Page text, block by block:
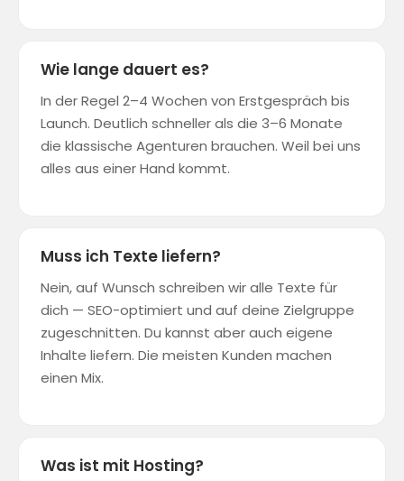
Wie lange dauert es?
In der Regel 2–4 Wochen von Erstgespräch bis
Launch. Deutlich schneller als die 3–6 Monate
die klassische Agenturen brauchen. Weil bei uns
alles aus einer Hand kommt.
Muss ich Texte liefern?
Nein, auf Wunsch schreiben wir alle Texte für
dich — SEO-optimiert und auf deine Zielgruppe
zugeschnitten. Du kannst aber auch eigene
Inhalte liefern. Die meisten Kunden machen
einen Mix.
Was ist mit Hosting?